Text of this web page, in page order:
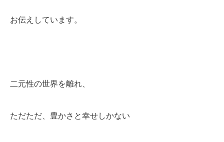
お伝えしています。
二元性の世界を離れ、
ただただ、豊かさと幸せしかない